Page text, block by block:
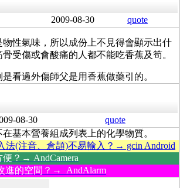
2009-08-30 quote
性氣味，所以成份上不見得會顯示出什
受傷或會酸痛的人都不能吃香蕉及筍。
看過外傷師父是用香蕉做藥引的。
08-30
quote
基本營養組成列表上的化學物質。
法(注音、倉頡)不易輸入？→ gcin Android
？→ AndCamera
進的空間？→ AndAlarm